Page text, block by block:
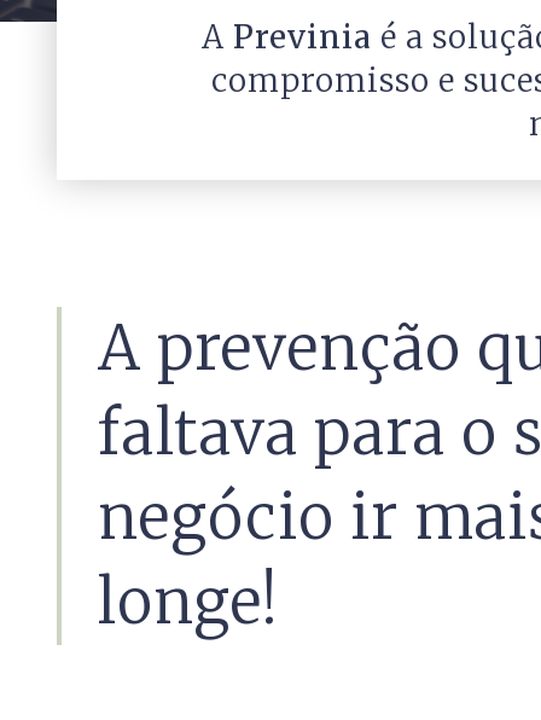
A Previnia é a
compromisso e
A prevenção
faltava para o
negócio ir
longe!